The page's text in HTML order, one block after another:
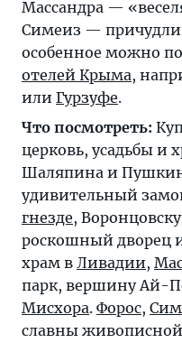
Массандра —
Симеиз —
особенное можно
отелей Крыма,
или Гурзуфе.
Что посмотреть:
церковь, усадьбы и
Шаляпина и
удивительный
гнезде,
роскошный дворец
храм в Ливадии,
парк, вершину Ай-
Мисхора. Форос,
славны